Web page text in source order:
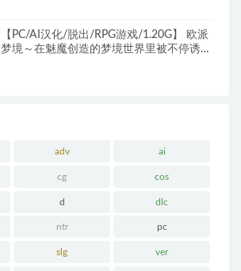
【PC/AI汉化/脱出/RPG游戏/1.20G】 欧派
梦境～在魅魔创造的梦境世界里被不停诱惑
adv ai
cg cos
d dlc
ntr pc
slg ver